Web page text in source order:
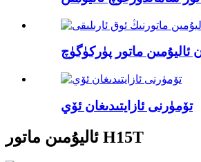
تۆمۈرنى ئازايتىدىغان ئۆي
ئاليۇمىن ماتور H15T